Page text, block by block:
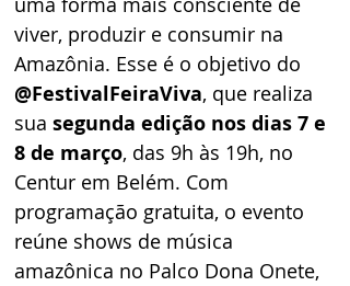
viver, produzir e consumir na
Amazônia. Esse é o objetivo do
@FestivalFeiraViva, que realiza
sua segunda edição nos dias 7 e
8 de março, das 9h às 19h, no
Centur em Belém. Com
programação gratuita, o evento
reúne shows de música
amazônica no Palco Dona Onete,